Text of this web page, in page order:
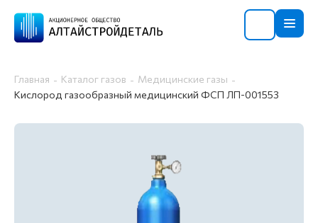
Главная Каталог газов
Медицинские газы
Кислород газообразный медицинский ФСП ЛП-001553